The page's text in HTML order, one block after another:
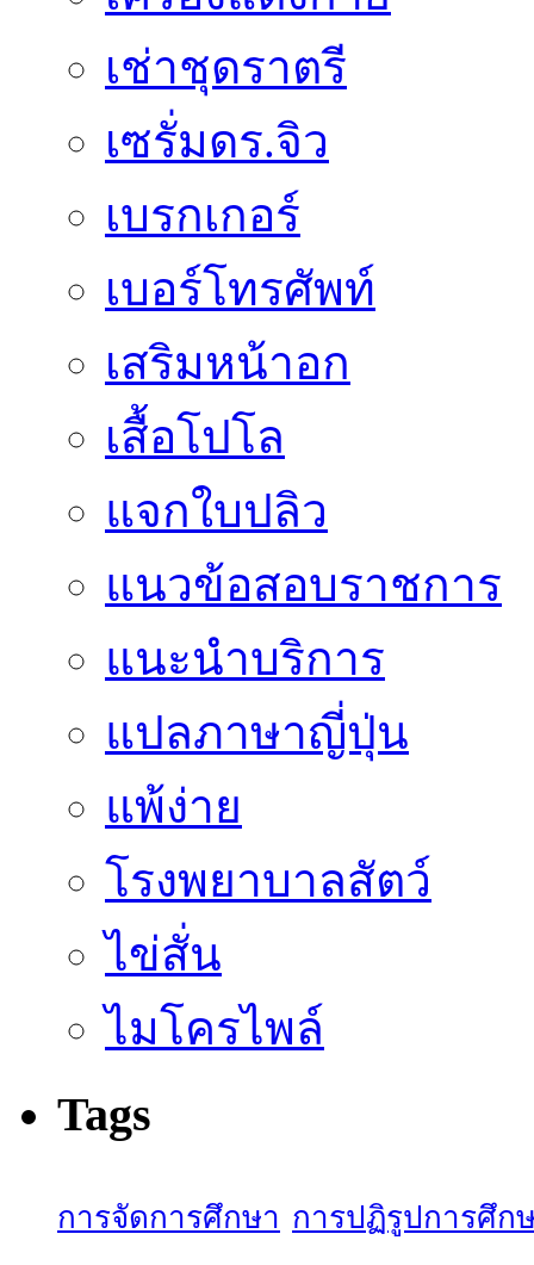
เช่าชุดราตรี
เซรั่มดร.จิว
เบรกเกอร์
เบอร์โทรศัพท์
เสริมหน้าอก
เสื้อโปโล
แจกใบปลิว
แนวข้อสอบราชการ
แนะนำบริการ
แปลภาษาญี่ปุ่น
แพ้ง่าย
โรงพยาบาลสัตว์
ไข่สั่น
ไมโครไพล์
Tags
การจัดการศึกษา การปฏิรูปการศึก